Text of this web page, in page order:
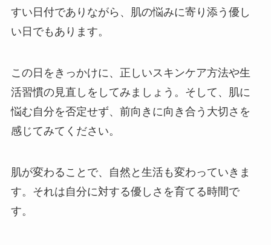
すい日付でありながら、肌の悩みに寄り添う優し
い日でもあります。
この日をきっかけに、正しいスキンケア方法や生
活習慣の見直しをしてみましょう。そして、肌に
悩む自分を否定せず、前向きに向き合う大切さを
感じてみてください。
肌が変わることで、自然と生活も変わっていきま
す。それは自分に対する優しさを育てる時間で
す。